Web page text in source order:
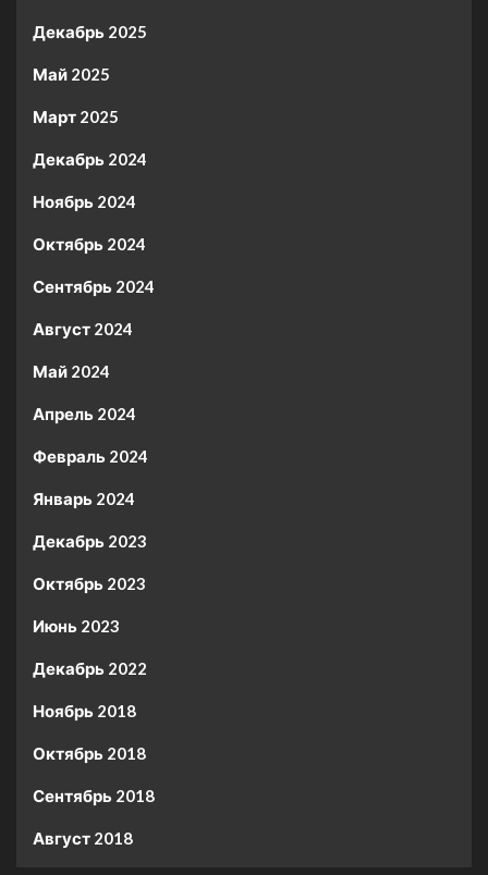
Декабрь 2025
Май 2025
Март 2025
Декабрь 2024
Ноябрь 2024
Октябрь 2024
Сентябрь 2024
Август 2024
Май 2024
Апрель 2024
Февраль 2024
Январь 2024
Декабрь 2023
Октябрь 2023
Июнь 2023
Декабрь 2022
Ноябрь 2018
Октябрь 2018
Сентябрь 2018
Август 2018